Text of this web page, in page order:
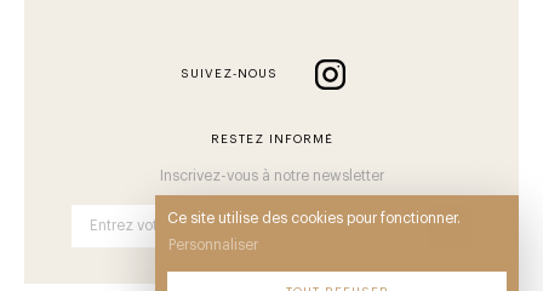
SUIVEZ-NOUS
RESTEZ INFORMÉ
Inscrivez-vous à notre newsletter
OK
Ce site utilise des cookies pour fonctionner.
Personnaliser